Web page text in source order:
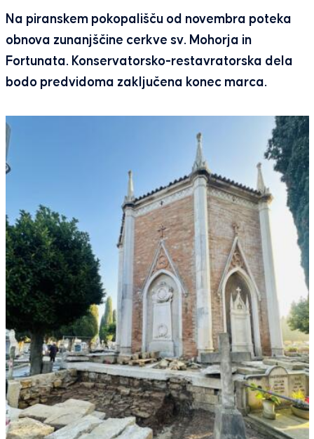
Na piranskem pokopališču od novembra poteka
obnova zunanjščine cerkve sv. Mohorja in
Fortunata. Konservatorsko-restavratorska dela
bodo predvidoma zaključena konec marca.